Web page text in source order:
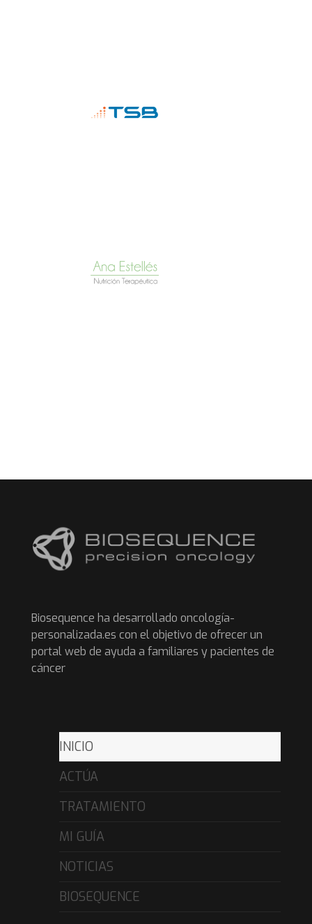
Biosequence ha desarrollado oncología-
personalizada.es con el objetivo de ofrecer un
portal web de ayuda a familiares y pacientes de
cáncer
INICIO
ACTÚA
TRATAMIENTO
MI GUÍA
NOTICIAS
BIOSEQUENCE